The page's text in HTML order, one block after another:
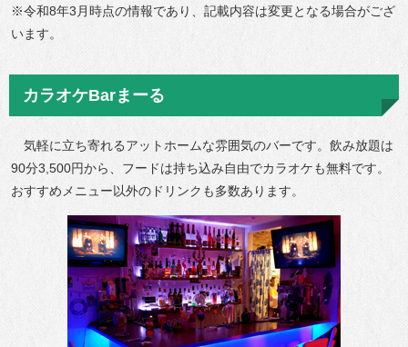
※令和8年3月時点の情報であり、記載内容は変更となる場合がござ
います。
カラオケBarまーる
気軽に立ち寄れるアットホームな雰囲気のバーです。飲み放題は
90分3,500円から、フードは持ち込み自由でカラオケも無料です。
おすすめメニュー以外のドリンクも多数あります。